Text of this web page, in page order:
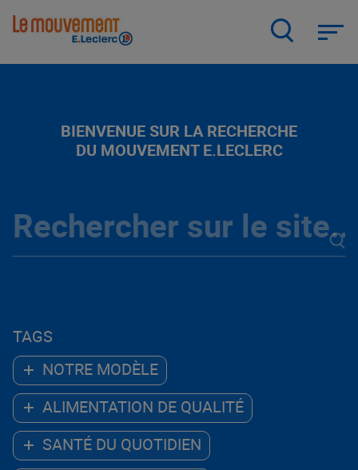
BIENVENUE SUR LA RECHERCHE
DU MOUVEMENT E.LECLERC
TAGS
NOTRE MODÈLE
ALIMENTATION DE QUALITÉ
SANTÉ DU QUOTIDIEN